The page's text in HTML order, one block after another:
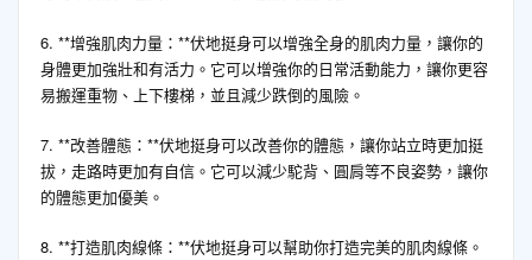
6. **增強肌肉力量：**伏地挺身可以增強全身的肌肉力量，讓你的
身體更加強壯和有活力。它可以增強你的日常活動能力，讓你更容
易搬運重物、上下樓梯，並且減少跌倒的風險。
7. **改善體態：**伏地挺身可以改善你的體態，讓你站立時更加挺
拔，走路時更加有自信。它可以減少駝背、圓肩等不良姿勢，讓你
的體態更加優美。
8. **打造肌肉線條：**伏地挺身可以幫助你打造完美的肌肉線條。